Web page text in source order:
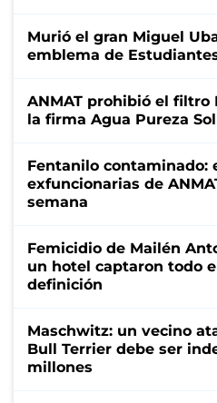
Murió el gran Miguel
emblema de
ANMAT prohibió el filtro
la firma Agua Pureza
Fentanilo contaminado:
exfuncionarias de
semana
Femicidio de Mailén
un hotel captaron todo
definición
Maschwitz: un vecino
Bull Terrier debe ser
millones